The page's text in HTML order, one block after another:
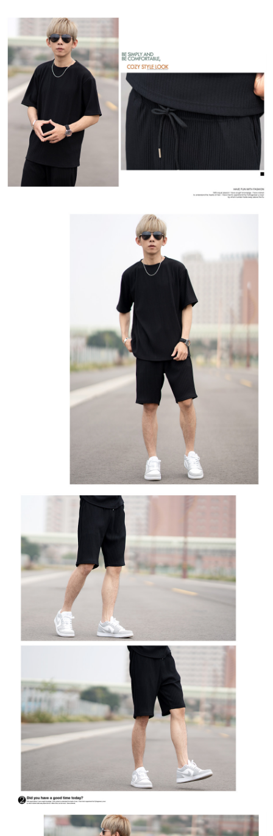
所提供，並由 AFTEE 向您收取款項。因使用本服務所須提供之個人資料(包
含但不限於訂購人姓名、電話，收件人姓名、電話、收件地址)，將交付予
AFTEE 於本服務必要服務範圍內運用。關於 AFTEE 對於個人資料之蒐集、
處理、利用，詳參 AFTEE 官網之『個人資料蒐集、處理及利用告知聲明』
（https://aftee.tw/privacypolicy/）。
若款項超過繳費期限，將根據當次的金額加收年利率 16% 的逾期滯納金。
未成年的使用者，請事先徵得法定代理人或監護人之同意方可使用
AFTEE。
若您對於個人資料之處理、利用有任何疑問，或欲行使相關法律權利，請聯
繫恩沛科技股份有限公司。若您不同意我們將上開所示之個人資料，連同必
要之購買訂單資訊提供予 AFTEE ，或讓 AFTEE 蒐集處理利用您的個人資
料，請勿選用本服務。